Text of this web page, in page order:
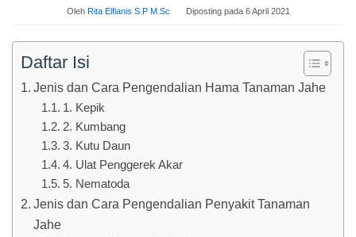
Oleh Rita Elfianis S.P M.Sc Diposting pada 6 April 2021
Daftar Isi
Jenis dan Cara Pengendalian Hama Tanaman Jahe
1. Kepik
2. Kumbang
3. Kutu Daun
4. Ulat Penggerek Akar
5. Nematoda
Jenis dan Cara Pengendalian Penyakit Tanaman
Jahe